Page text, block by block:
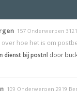
157 Onderwerpen
over hoe het is om
dienst bij postnl door
109 Onderwerpen 2919